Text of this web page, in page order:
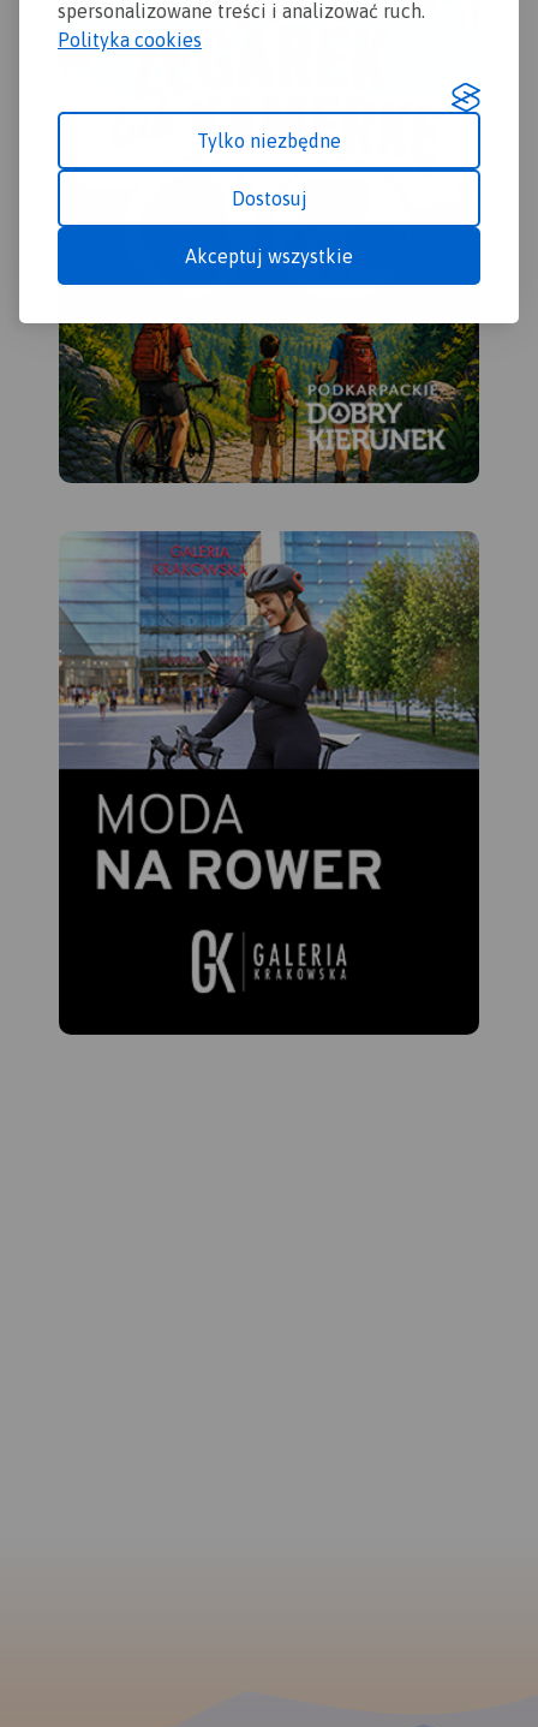
spersonalizowane treści i analizować ruch.
Polityka cookies
Tylko niezbędne
Dostosuj
Akceptuj wszystkie
turyście. Są tu: zabytki, baza
noclegowa, granice parków
wypożyczalnie sprzętu
wodnego, przystanie statków
spacerowych, a także szkoły
na szlaki: pieszye, rowerowe,
nordic walking i konne,
pieszych, rowerowych,
wycieczkę.